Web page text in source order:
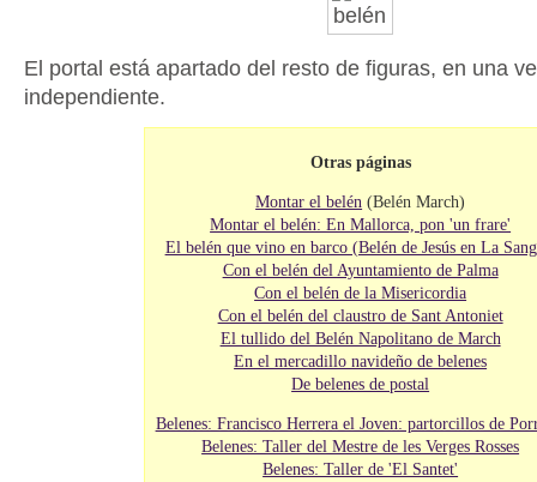
El portal está apartado del resto de figuras, en una
independiente.
Otras páginas
Montar el belén (Belén March)
Montar el belén: En Mallorca, pon 'un frare'
El belén que vino en barco (Belén de Jesús en La
Con el belén del Ayuntamiento de Palma
Con el belén de la Misericordia
Con el belén del claustro de Sant Antoniet
El tullido del Belén Napolitano de March
En el mercadillo navideño de belenes
De belenes de postal
Belenes: Francisco Herrera el Joven: partorcillos de
Belenes: Taller del Mestre de les Verges Rosses
Belenes: Taller de 'El Santet'